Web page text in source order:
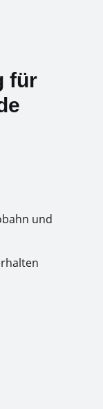
für
und